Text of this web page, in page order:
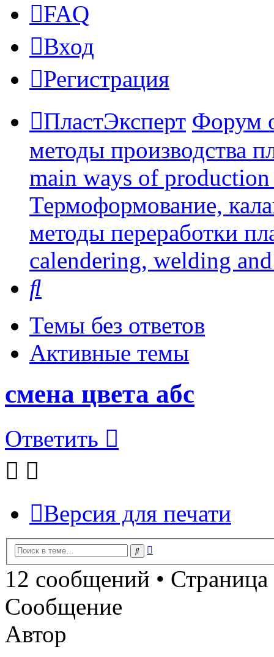
FAQ
Вход
Регистрация
ПластЭксперт Форум
методы производства
main ways of
Термоформование,
методы переработки
calendering, welding
Темы без ответов
Активные темы
смена цвета абс
Ответить
Версия для печати
Поиск
12 сообщений • Страница
Сообщение
Автор